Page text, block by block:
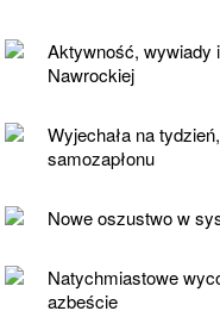
Aktywność, wywiady
Nawrockiej
Wyjechała na
samozapłonu
Nowe oszustwo w
Natychmiastowe
azbeście